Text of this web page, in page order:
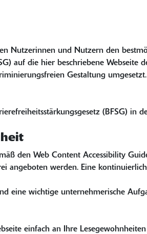
Nutzerinnen und Nutzern den
auf die hier beschriebene
Gestaltung
(BFSG) in
den Web Content Accessibility
angeboten werden. Eine
eine wichtige unternehmerische
einfach an Ihre